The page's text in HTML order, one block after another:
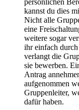
kannst du dies
Nicht alle
eine
weitere sogar
ihr einfach
verlangt die
sie bewerben.
Antrag
aufgenommen
Gruppenleiter,
dafür haben.